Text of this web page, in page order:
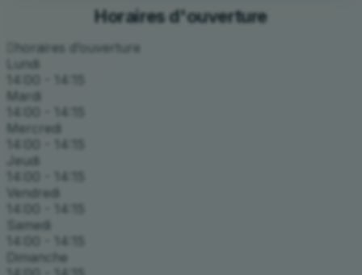
Horaires d'ouverture
horaires d’ouverture
Lundi
Mardi
Mercredi
Jeudi
Vendredi
Samedi
Dimanche